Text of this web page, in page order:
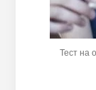
Тест на